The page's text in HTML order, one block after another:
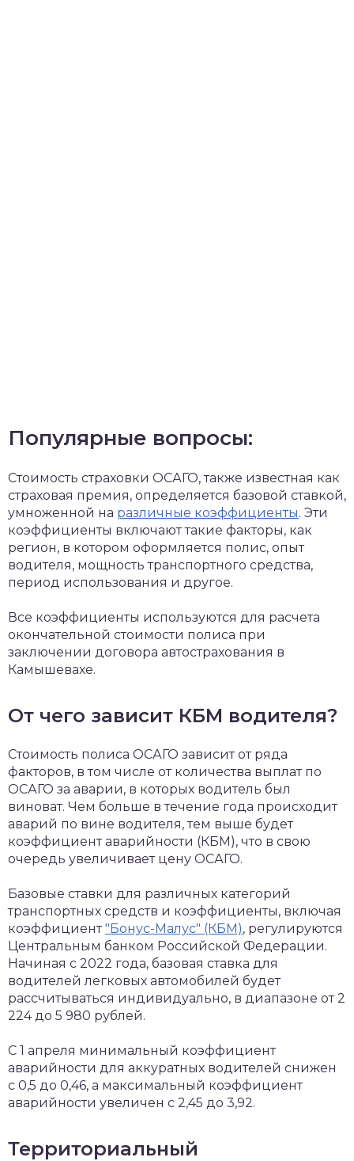
Популярные вопросы:
Стоимость страховки ОСАГО, также известная как
страховая премия, определяется базовой ставкой,
умноженной на различные коэффициенты. Эти
коэффициенты включают такие факторы, как
регион, в котором оформляется полис, опыт
водителя, мощность транспортного средства,
период использования и другое.
Все коэффициенты используются для расчета
окончательной стоимости полиса при
заключении договора автострахования в
Камышевахе.
От чего зависит КБМ водителя?
Стоимость полиса ОСАГО зависит от ряда
факторов, в том числе от количества выплат по
ОСАГО за аварии, в которых водитель был
виноват. Чем больше в течение года происходит
аварий по вине водителя, тем выше будет
коэффициент аварийности (КБМ), что в свою
очередь увеличивает цену ОСАГО.
Базовые ставки для различных категорий
транспортных средств и коэффициенты, включая
коэффициент"Бонус-Малус" (КБМ), регулируются
Центральным банком Российской Федерации.
Начиная с 2022 года, базовая ставка для
водителей легковых автомобилей будет
рассчитываться индивидуально, в диапазоне от 2
224 до 5 980 рублей.
С 1 апреля минимальный коэффициент
аварийности для аккуратных водителей снижен
с 0,5 до 0,46, а максимальный коэффициент
аварийности увеличен с 2,45 до 3,92.
Территориальный